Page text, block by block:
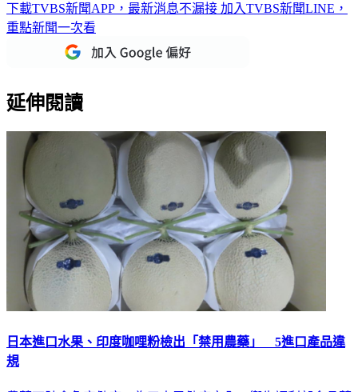
下載TVBS新聞APP，最新消息不漏接 加入TVBS新聞LINE，
重點新聞一次看
延伸閱讀
日本進口水果、印度咖哩粉檢出「禁用農藥」 5進口產品違
規